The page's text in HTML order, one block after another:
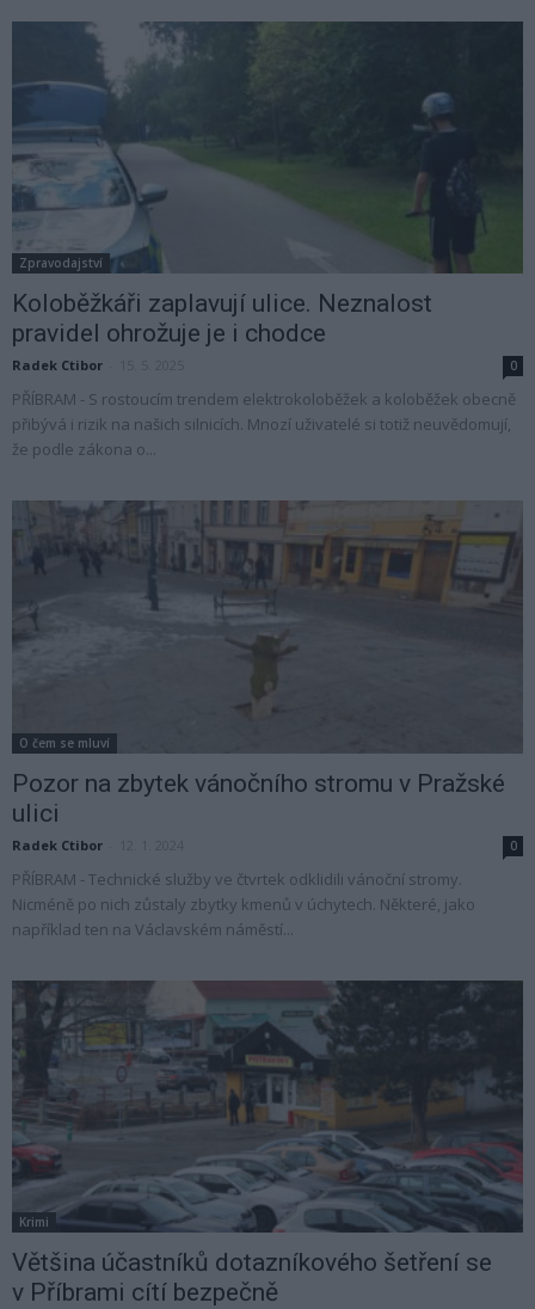
Zpravodajství
Koloběžkáři zaplavují ulice. Neznalost
pravidel ohrožuje je i chodce
Radek Ctibor 0
PŘÍBRAM - S rostoucím trendem elektrokoloběžek a koloběžek obecně
přibývá i rizik na našich silnicích. Mnozí uživatelé si totiž neuvědomují,
že podle zákona o...
O čem se mluví
Pozor na zbytek vánočního stromu v Pražské
ulici
Radek Ctibor 0
PŘÍBRAM - Technické služby ve čtvrtek odklidili vánoční stromy.
Nicméně po nich zůstaly zbytky kmenů v úchytech. Některé, jako
například ten na Václavském náměstí...
Krimi
Většina účastníků dotazníkového šetření se
v Příbrami cítí bezpečně